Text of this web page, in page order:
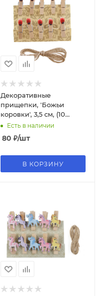
Декоративные
прищепки, 'Божьи
коровки', 3,5 см, (10
шт;уп), 6231470
Есть в наличии
80 ₽/шт
В КОРЗИНУ